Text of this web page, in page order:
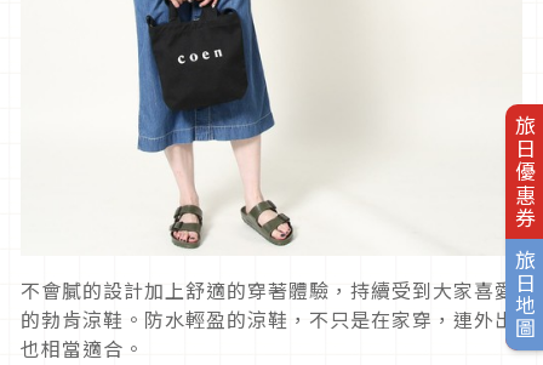
旅日優惠券
旅日地圖
不會膩的設計加上舒適的穿著體驗，持續受到大家喜愛
的勃肯涼鞋。防水輕盈的涼鞋，不只是在家穿，連外出
也相當適合。